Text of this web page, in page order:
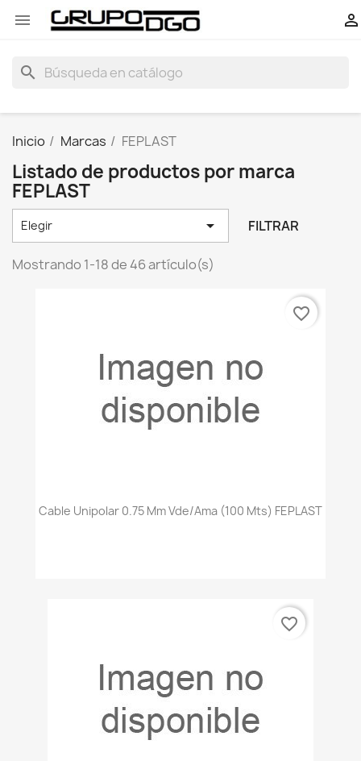
 
search
Inicio Marcas FEPLAST
Listado de productos por marca
FEPLAST
Elegir  FILTRAR
Mostrando 1-18 de 46 artículo(s)
Cable Unipolar 0.75 Mm Vde/ama (100 Mts) FEPLAST
favorite_border
favorite_border